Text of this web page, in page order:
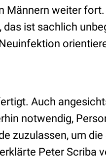
Männern weiter
ist sachlich
Auch
notwendig,
zuzulassen, um
Peter Scriba